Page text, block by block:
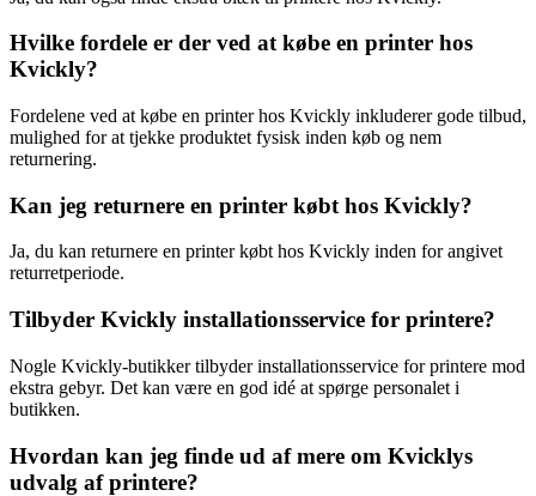
Hvilke fordele er der ved at købe en printer hos
Kvickly?
Fordelene ved at købe en printer hos Kvickly inkluderer gode tilbud,
mulighed for at tjekke produktet fysisk inden køb og nem
returnering.
Kan jeg returnere en printer købt hos Kvickly?
Ja, du kan returnere en printer købt hos Kvickly inden for angivet
returretperiode.
Tilbyder Kvickly installationsservice for printere?
Nogle Kvickly-butikker tilbyder installationsservice for printere mod
ekstra gebyr. Det kan være en god idé at spørge personalet i
butikken.
Hvordan kan jeg finde ud af mere om Kvicklys
udvalg af printere?